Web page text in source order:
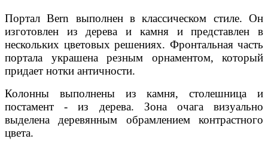
Портал Bern выполнен в классическом стиле. Он
изготовлен из дерева и камня и представлен в
нескольких цветовых решениях. Фронтальная часть
портала украшена резным орнаментом, который
придает нотки античности.
Колонны выполнены из камня, столешница и
постамент - из дерева. Зона очага визуально
выделена деревянным обрамлением контрастного
цвета.